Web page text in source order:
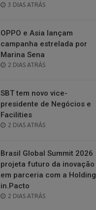
POSTED
3 DIAS ATRÁS
OPPO e Asia lançam
campanha estrelada por
Marina Sena
POSTED
2 DIAS ATRÁS
SBT tem novo vice-
presidente de Negócios e
Facilities
POSTED
2 DIAS ATRÁS
Brasil Global Summit 2026
projeta futuro da inovação
em parceria com a Holding
in.Pacto
POSTED
2 DIAS ATRÁS